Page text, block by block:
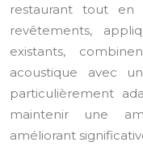
restaurant tout en
revêtements,
existants,
acoustique avec
particulièrement
maintenir une
améliorant